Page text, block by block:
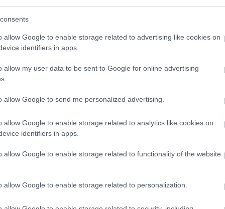
allow Google to enable storage related to advertising like cookies on
identifiers in apps.
allow my user data to be sent to Google for online advertising
allow Google to send me personalized advertising.
allow Google to enable storage related to analytics like cookies on
identifiers in apps.
allow Google to enable storage related to functionality of the website
allow Google to enable storage related to personalization.
készségek fejlesztése javítja az
interperszonális kapcsolatokat, segítve az
kapcsolatokat alakítson ki.
során elsajátított technikák, mint például a
készségek, segítenek az egyénnek a stressz
hatékony kezelésében.
5. Pozitív életszemlélet: A pozitív
hozzáállást, ami javítja az általános